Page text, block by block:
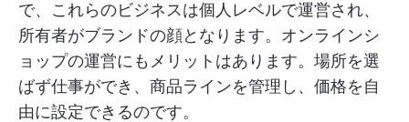
で、これらのビジネスは個人レベルで運営され、
所有者がブランドの顔となります。オンラインシ
ョップの運営にもメリットはあります。場所を選
ばず仕事ができ、商品ラインを管理し、価格を自
由に設定できるのです。